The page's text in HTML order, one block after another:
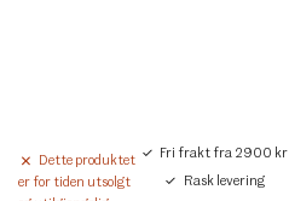
Dette produktet
er for tiden utsolgt
Fri frakt fra 2900 kr
Rask levering